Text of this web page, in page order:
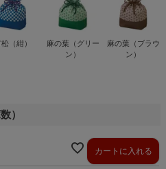
（紺）
麻の葉（グリー
ン）
麻の葉（ブラウ
ン）
）
カートに入れる